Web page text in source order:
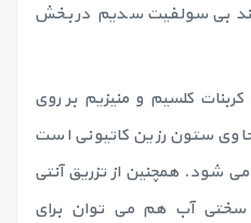
بی سولفیت سدیم در بخش
کلسیم و منیزیم بر روی
ستون رزین کاتیونی است
شود. همچنین از تزریق آنتی
سختی آب هم می توان برای